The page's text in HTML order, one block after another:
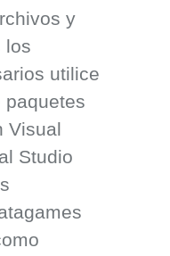
y
los
utilice
paquetes
Visual
Studio